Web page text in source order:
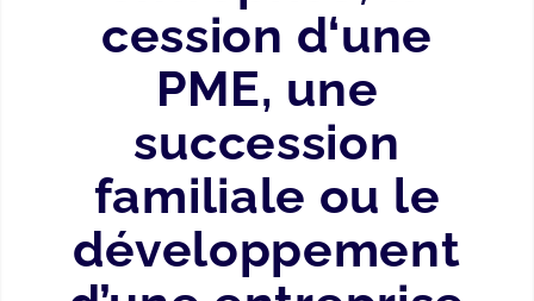
cession d‘une
PME, une
succession
familiale ou le
développement